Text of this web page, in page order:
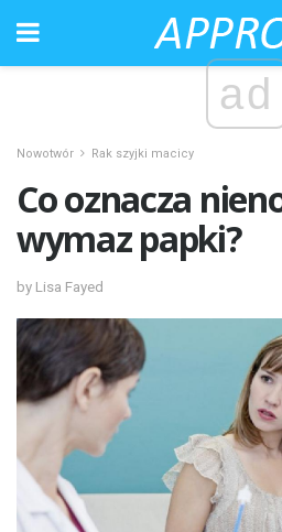
ad
Nowotwór Rak szyjki macicy
Co oznacza
wymaz papki?
by Lisa Fayed